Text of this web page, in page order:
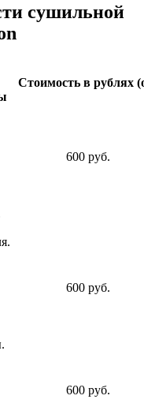
сушильной
Стоимость в рублях
600 руб.
600 руб.
600 руб.